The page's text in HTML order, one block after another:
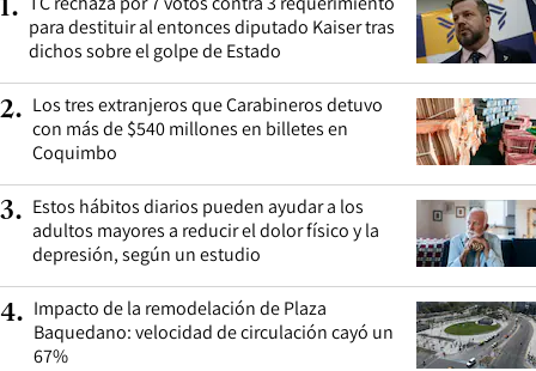
1.
para destituir al entonces diputado Kaiser tras
dichos sobre el golpe de Estado
2. Los tres extranjeros que Carabineros detuvo
con más de $540 millones en billetes en
Coquimbo
3. Estos hábitos diarios pueden ayudar a los
adultos mayores a reducir el dolor físico y la
depresión, según un estudio
4. Impacto de la remodelación de Plaza
Baquedano: velocidad de circulación cayó un
67%